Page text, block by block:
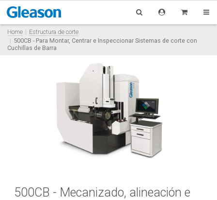
Home
Estructura de corte
500CB - Para Montar, Centrar e Inspeccionar Sistemas de corte con
Cuchillas de Barra
500CB - Mecanizado, alineación e